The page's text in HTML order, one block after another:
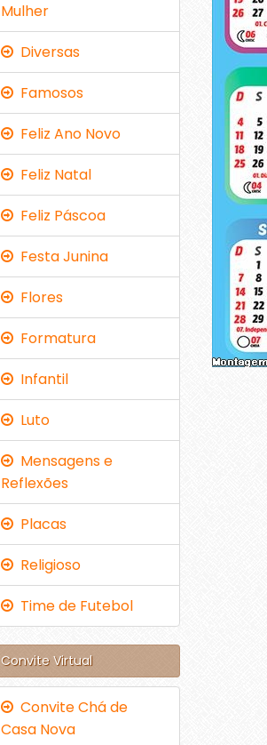
Mulher
Diversas
Famosos
Feliz Ano Novo
Feliz Natal
Feliz Páscoa
Festa Junina
Flores
Formatura
Infantil
Luto
Mensagens e
Reflexões
Placas
Religioso
Time de Futebol
Convite Virtual
Convite Chá de
Casa Nova